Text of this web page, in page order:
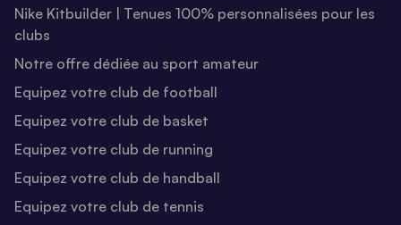
Nike Kitbuilder | Tenues 100% personnalisées pour les
clubs
Notre offre dédiée au sport amateur
Equipez votre club de football
Equipez votre club de basket
Equipez votre club de running
Equipez votre club de handball
Equipez votre club de tennis